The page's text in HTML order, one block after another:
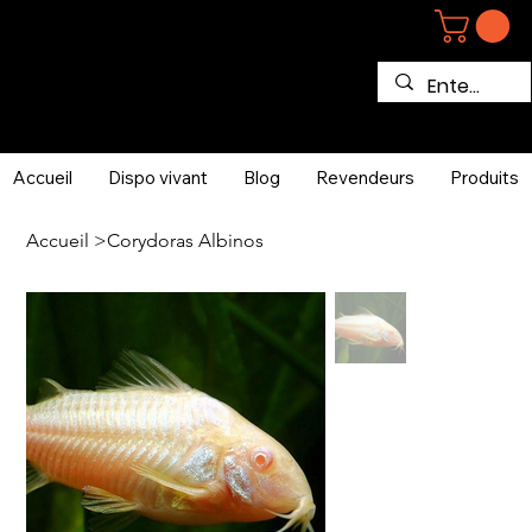
Accueil Dispo vivant Blog Revendeurs Produits
Accueil >Corydoras Albinos